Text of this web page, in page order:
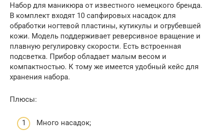
Набор для маникюра от известного немецкого бренда.
В комплект входят 10 сапфировых насадок для
обработки ногтевой пластины, кутикулы и огрубевшей
кожи. Модель поддерживает реверсивное вращение и
плавную регулировку скорости. Есть встроенная
подсветка. Прибор обладает малым весом и
компактностью. К тому же имеется удобный кейс для
хранения набора.
Плюсы:
Много насадок;